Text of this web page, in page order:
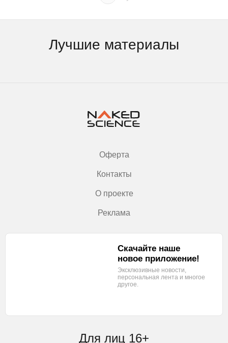
Лучшие материалы
Оферта
Контакты
О проекте
Реклама
Для лиц 16+
Скачайте наше
новое приложение!
Эксклюзивные новости,
персональная лента и многое
другое.